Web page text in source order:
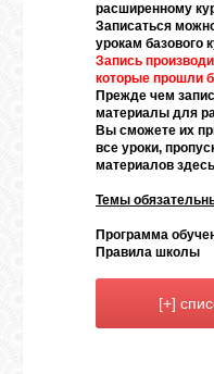
расширенному
Записаться
урокам базового
Запись
которые прошли
Прежде чем
материалы для
Вы сможете их
все уроки,
материалов
Темы
Программа
Правила школы